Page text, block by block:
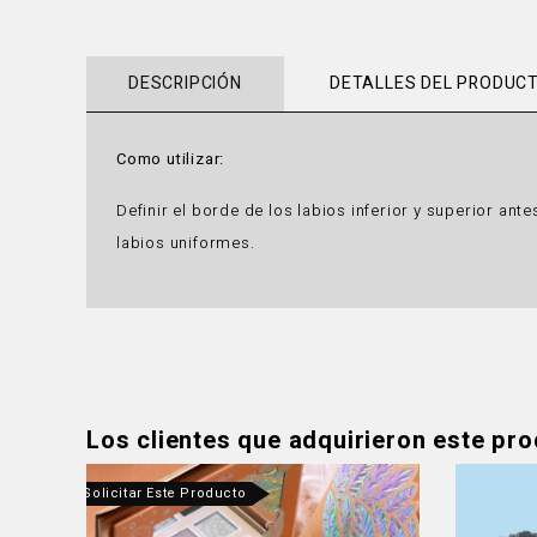
DESCRIPCIÓN DETALLES DEL
Como utilizar:
Definir el borde de los labios inferior y superior
labios uniformes.
Los clientes que adquirieron este
Para Solicitar Este Producto